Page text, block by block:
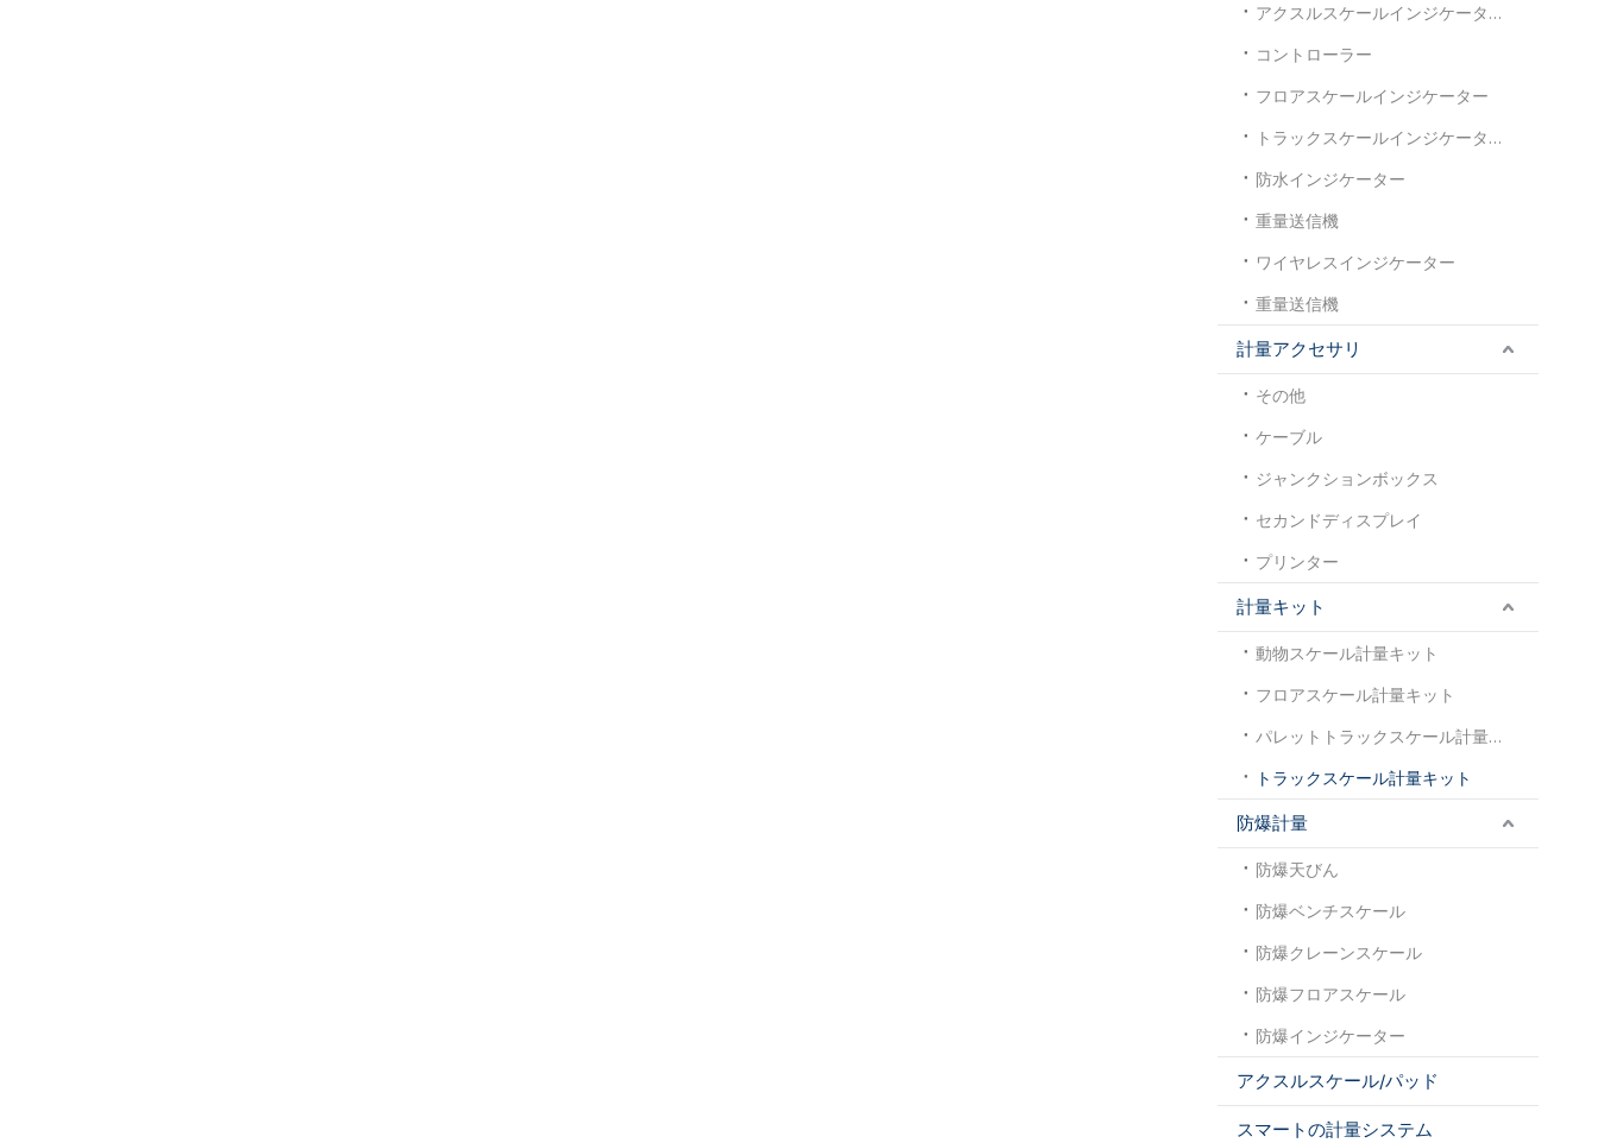
アクスルスケールインジケーター
コントローラー
フロアスケールインジケーター
トラックスケールインジケーター
防水インジケーター
重量送信機
ワイヤレスインジケーター
重量送信機
計量アクセサリ
その他
ケーブル
ジャンクションボックス
セカンドディスプレイ
プリンター
計量キット
動物スケール計量キット
フロアスケール計量キット
パレットトラックスケール計量キット
トラックスケール計量キット
防爆計量
防爆天びん
防爆ベンチスケール
防爆クレーンスケール
防爆フロアスケール
防爆インジケーター
アクスルスケール/パッド
スマートの計量システム